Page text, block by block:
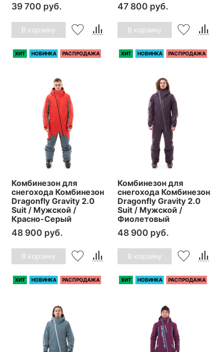
39 700 руб.
В корзину
47 800 руб.
В корзину
ХИТ НОВИНКА РАСПРОДАЖА
Комбинезон для
снегохода Комбинезон
Dragonfly Gravity 2.0
Suit / Мужской /
Красно-Серый
48 900 руб.
В корзину
ХИТ НОВИНКА РАСПРОДАЖА
Комбинезон для
снегохода Комбинезон
Dragonfly Gravity 2.0
Suit / Мужской /
Фиолетовый
48 900 руб.
В корзину
ХИТ НОВИНКА РАСПРОДАЖА ХИТ НОВИНКА РАСПРОДАЖА